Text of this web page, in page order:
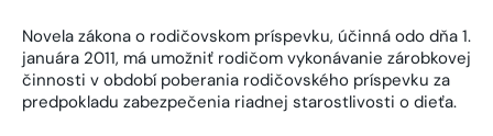
Novela zákona o rodičovskom príspevku, účinná odo dňa 1.
januára 2011, má umožniť rodičom vykonávanie zárobkovej
činnosti v období poberania rodičovského príspevku za
predpokladu zabezpečenia riadnej starostlivosti o dieťa.